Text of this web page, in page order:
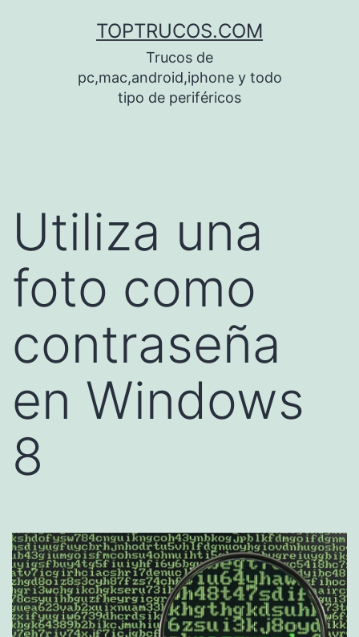
TOPTRUCOS.COM
Trucos de
pc,mac,android,iphone y todo
tipo de periféricos
Utiliza una
foto como
contraseña
en Windows
8